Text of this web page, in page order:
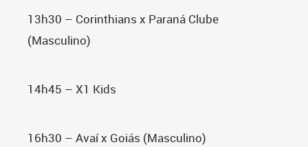
13h30 – Corinthians x Paraná Clube
(Masculino)
14h45 – X1 Kids
16h30 – Avaí x Goiás (Masculino)